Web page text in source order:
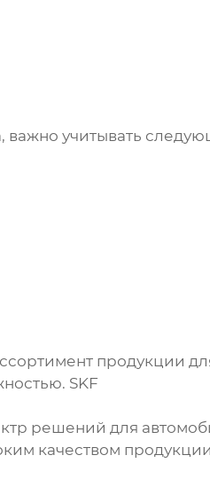
, важно учитывать
продукции
SKF
решений для
качеством